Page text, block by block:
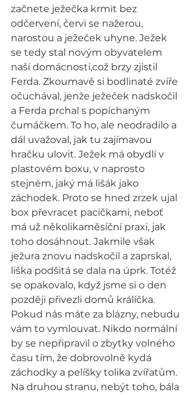
začnete ježečka krmit bez
odčervení, červi se nažerou,
narostou a ježeček uhyne. Ježek
se tedy stal novým obyvatelem
naší domácnosti,což brzy zjistil
Ferda. Zkoumavě si bodlinaté zvíře
očuchával, jenže ježeček nadskočil
a Ferda prchal s popíchaným
čumáčkem. To ho, ale neodradilo a
dál uvažoval, jak tu zajímavou
hračku ulovit. Ježek má obydlí v
plastovém boxu, v naprosto
stejném, jaký má lišák jako
záchodek. Proto se hned zrzek ujal
box převracet pacičkami, neboť
má už několikaměsíční praxi, jak
toho dosáhnout. Jakmile však
ježura znovu nadskočil a zaprskal,
liška podšitá se dala na úprk. Totéž
se opakovalo, když jsme si o den
později přivezli domů králíčka.
Pokud nás máte za blázny, nebudu
vám to vymlouvat. Nikdo normální
by se nepřipravil o zbytky volného
času tím, že dobrovolně kydá
záchodky a pelíšky tolika zvířatům.
Na druhou stranu, nebýt toho, bála